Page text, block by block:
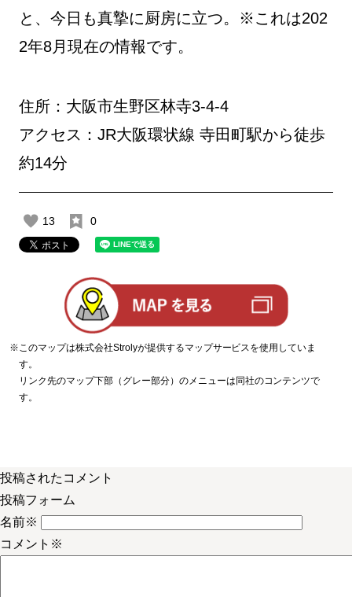
と、今日も真摯に厨房に立つ。※これは202
2年8月現在の情報です。
住所：大阪市生野区林寺3-4-4
アクセス：JR大阪環状線 寺田町駅から徒歩
約14分
13 0
※このマップは株式会社Strolyが提供するマップサービスを使用していま
す。
リンク先のマップ下部（グレー部分）のメニューは同社のコンテンツで
す。
投稿されたコメント
投稿フォーム
名前※
コメント ※